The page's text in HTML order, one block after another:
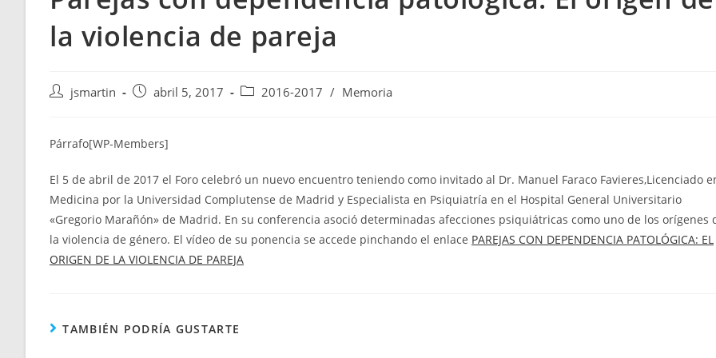
la violencia de pareja
Autor
entrada:
jsmartin
Publicación
entrada:
abril 5, 2017
Categoría
2016-2017 / Memoria
Párrafo[WP-Members]
El 5 de abril de 2017 el Foro celebró un nuevo encuentro teniendo como invitado al Dr. Manuel Faraco Favieres,Licenciado
Medicina por la Universidad Complutense de Madrid y Especialista en Psiquiatría en el Hospital General Universitario
«Gregorio Marañón» de Madrid. En su conferencia asoció determinadas afecciones psiquiátricas como uno de los orígenes
la violencia de género. El vídeo de su ponencia se accede pinchando el enlace PAREJAS CON DEPENDENCIA PATOLÓGICA: EL
ORIGEN DE LA VIOLENCIA DE PAREJA
TAMBIÉN PODRÍA GUSTARTE